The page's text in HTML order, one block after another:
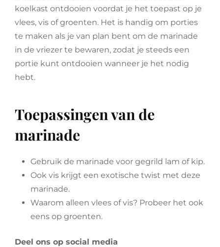
koelkast ontdooien voordat je het toepast op je
vlees, vis of groenten. Het is handig om porties
te maken als je van plan bent om de marinade
in de vriezer te bewaren, zodat je steeds een
portie kunt ontdooien wanneer je het nodig
hebt.
Toepassingen van de
marinade
Gebruik de marinade voor gegrild lam of kip.
Ook vis krijgt een exotische twist met deze
marinade.
Waarom alleen vlees of vis? Probeer het ook
eens op groenten.
Deel ons op social media